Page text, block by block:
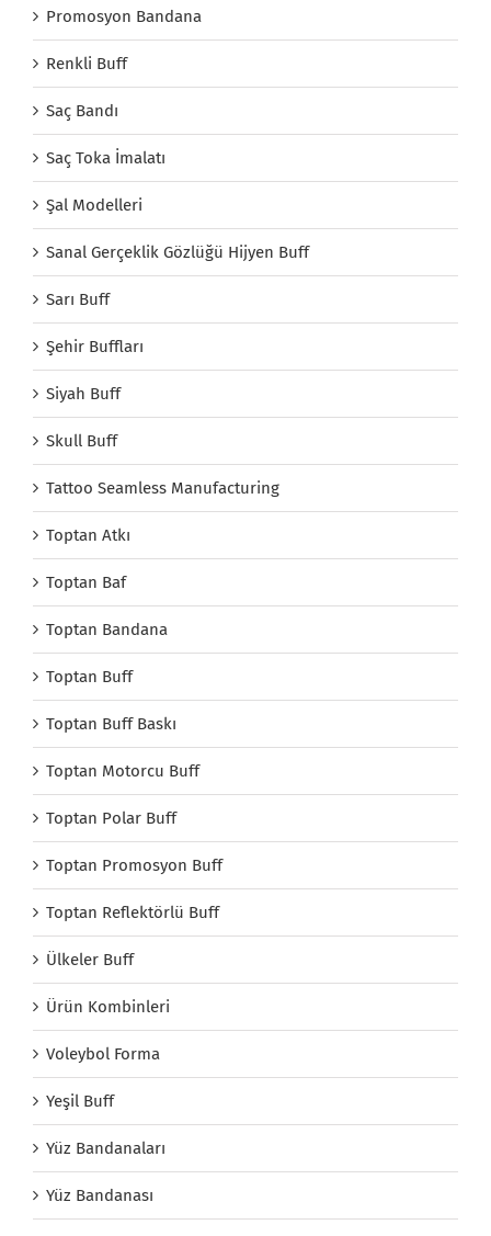
Promosyon Bandana
Renkli Buff
Saç Bandı
Saç Toka İmalatı
Şal Modelleri
Sanal Gerçeklik Gözlüğü Hijyen Buff
Sarı Buff
Şehir Buffları
Siyah Buff
Skull Buff
Tattoo Seamless Manufacturing
Toptan Atkı
Toptan Baf
Toptan Bandana
Toptan Buff
Toptan Buff Baskı
Toptan Motorcu Buff
Toptan Polar Buff
Toptan Promosyon Buff
Toptan Reflektörlü Buff
Ülkeler Buff
Ürün Kombinleri
Voleybol Forma
Yeşil Buff
Yüz Bandanaları
Yüz Bandanası